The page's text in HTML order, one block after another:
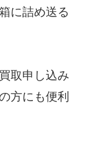
に詰め送る
取申し込み
方にも便利